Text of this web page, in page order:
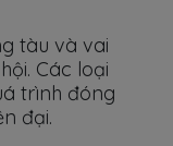
tàu và vai
Các loại
trình đóng
đại.